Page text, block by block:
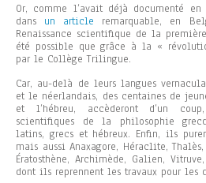
Or, comme l’avait déjà documenté en
dans un article remarquable, en
Renaissance scientifique de la
été possible que grâce à la «
par le Collège Trilingue.
Car, au-delà de leurs langues
et le néerlandais, des centaines de
et l’hébreu, accèderont d’un
scientifiques de la philosophie
latins, grecs et hébreux. Enfin, ils
mais aussi Anaxagore, Héraclite,
Ératosthène, Archimède, Galien,
dont ils reprennent les travaux pour les